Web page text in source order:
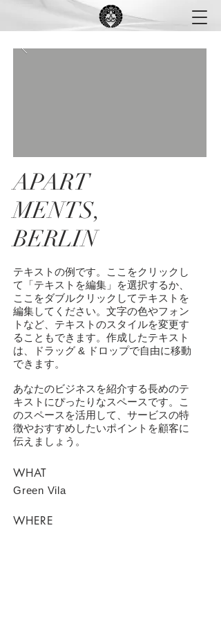
APART
MENTS,
BERLIN
テキストの例です。ここをクリックし
て「テキストを編集」を選択するか、
ここをダブルクリックしてテキストを
編集してください。文字の色やフォン
トなど、テキストのスタイルを変更す
ることもできます。作成したテキスト
は、ドラッグ & ドロップで自由に移動
できます。
あなたのビジネスを紹介する長めのテ
キストにぴったりなスペースです。こ
のスペースを活用して、サービスの特
徴やおすすめしたいポイントを顧客に
伝えましょう。
WHAT
Green Vila
WHERE